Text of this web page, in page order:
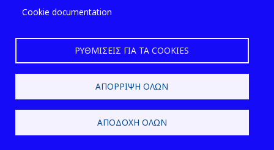
σ' αυτά ή να τα προωθεί.
αποτελείται από εύκαμπτο
περίβλημα, όπως π.χ. τα
ελαστικά, τα φουσκωτά
μαξιλαράκια, οι μπάλες που
χρησιμεύουν ως παιχνίδια και
τα φουσκωτά πλωτά μέσα, και
παρεμφερής εξοπλισμός υπό
Cookie documentation
ΡΥΘΜΊΣΕΙΣ ΓΙΑ ΤΑ COOKIES
ΑΠΌΡΡΙΨΗ ΌΛΩΝ
ΑΠΟΔΟΧΉ ΌΛΩΝ